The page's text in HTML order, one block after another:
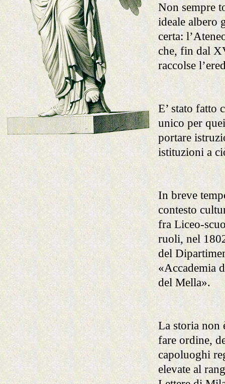
Non sempre
ideale albero
certa:
che, fin dal
raccolse
E’ stato fatto
unico per
portare
istituzioni a
In breve
contesto
fra Liceo-
ruoli, nel
del
«Accademia
del Mella».
La storia non
fare ordine,
capoluoghi
elevate al